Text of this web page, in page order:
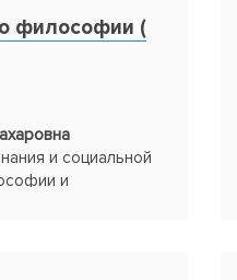
философии (
и социальной
и